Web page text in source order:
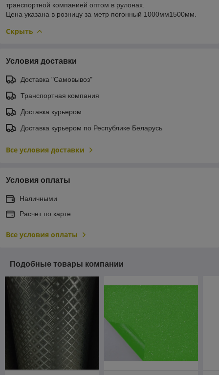
транспортной компанией оптом в рулонах.
Цена указана в розницу за метр погонный 1000мм1500мм.
Скрыть
Условия доставки
Доставка "Самовывоз"
Транспортная компания
Доставка курьером
Доставка курьером по Республике Беларусь
Все условия доставки
Условия оплаты
Наличными
Расчет по карте
Все условия оплаты
Подобные товары компании